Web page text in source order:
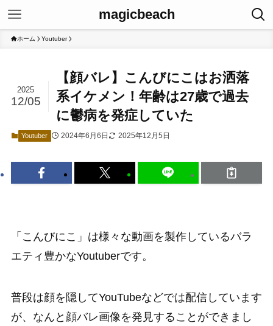
magicbeach
ホーム Youtuber
【顔バレ】こんびにこはお洒落
系イケメン！年齢は27歳で過去
に鬱病を発症していた
2025
12/05
Youtuber 2024年6月6日 2025年12月5日
「こんびにこ」は様々な動画を製作しているバラ
エティ豊かなYoutuberです。
普段は顔を隠してYouTubeなどでは配信しています
が、なんと顔バレ画像を発見することができまし